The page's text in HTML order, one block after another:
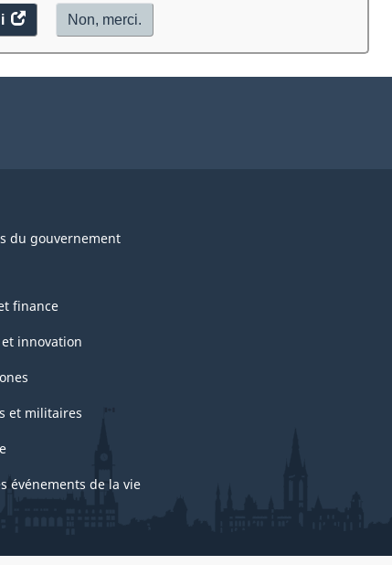
accéder
au
Non, merci.
du gouvernement
finance
et innovation
et militaires
événements de la vie